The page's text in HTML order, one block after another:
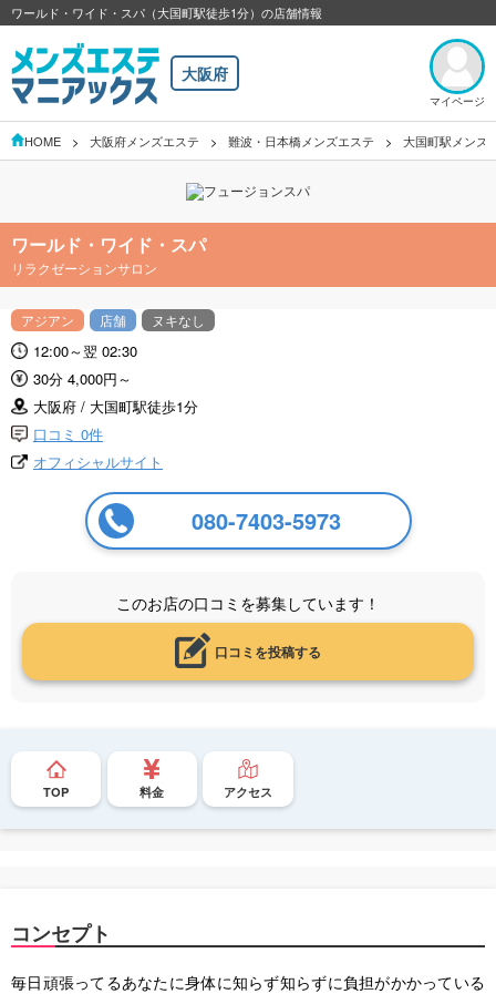
ワールド・ワイド・スパ（大国町駅徒歩1分）の店舗情報
大阪府
マイページ
HOME 大阪府メンズエステ 難波・日本橋メンズエステ 大国町駅メンズ
ワールド・ワイド・スパ
リラクゼーションサロン
アジアン 店舗 ヌキなし
12:00～翌 02:30
30分 4,000円～
大阪府 / 大国町駅徒歩1分
口コミ 0件
オフィシャルサイト
080-7403-5973
このお店の口コミを募集しています！
口コミを投稿する
TOP 料金 アクセス
コンセプト
毎日頑張ってるあなたに身体に知らず知らずに負担がかかっている